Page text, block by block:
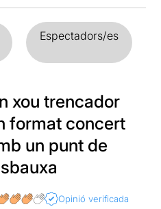
Espectadors/es
xou trencador
format concert
un punt de
Opinió verificada